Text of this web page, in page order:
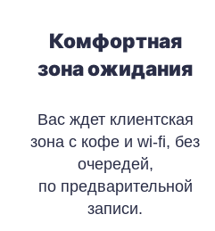
Комфортная
зона ожидания
Вас ждет клиентская
зона с кофе и wi-fi, без
очередей,
по предварительной
записи.